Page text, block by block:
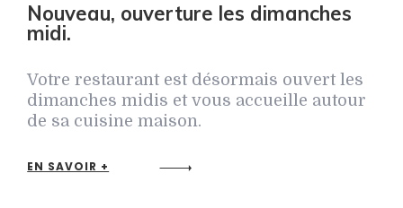
Nouveau, ouverture les dimanches
midi.
Votre restaurant est désormais ouvert les
dimanches midis et vous accueille autour
de sa cuisine maison.
EN SAVOIR +